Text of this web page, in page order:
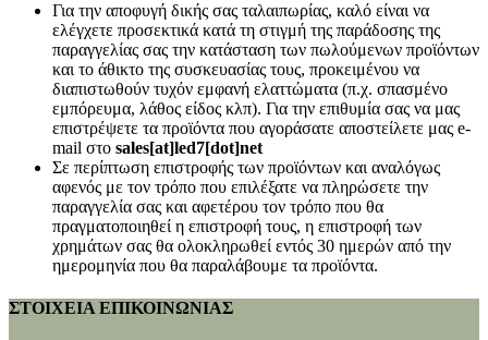
Για την αποφυγή δικής σας ταλαιπωρίας, καλό είναι να
ελέγχετε προσεκτικά κατά τη στιγμή της παράδοσης της
παραγγελίας σας την κατάσταση των πωλούμενων προϊόντων
και το άθικτο της συσκευασίας τους, προκειμένου να
διαπιστωθούν τυχόν εμφανή ελαττώματα (π.χ. σπασμένο
εμπόρευμα, λάθος είδος κλπ). Για την επιθυμία σας να μας
επιστρέψετε τα προϊόντα που αγοράσατε αποστείλετε μας e-
mail στο sales[at]led7[dot]net
Σε περίπτωση επιστροφής των προϊόντων και αναλόγως
αφενός με τον τρόπο που επιλέξατε να πληρώσετε την
παραγγελία σας και αφετέρου τον τρόπο που θα
πραγματοποιηθεί η επιστροφή τους, η επιστροφή των
χρημάτων σας θα ολοκληρωθεί εντός 30 ημερών από την
ημερομηνία που θα παραλάβουμε τα προϊόντα.
ΣΤΟΙΧΕΙΑ ΕΠΙΚΟΙΝΩΝΙΑΣ